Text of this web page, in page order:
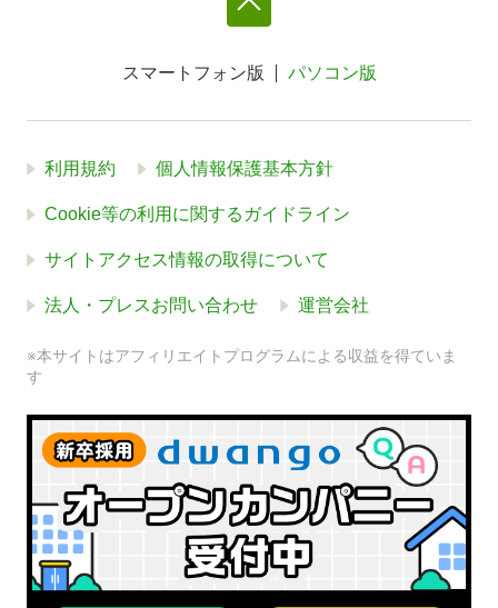
スマートフォン版 パソコン版
利用規約 個人情報保護基本方針
Cookie等の利用に関するガイドライン
サイトアクセス情報の取得について
法人・プレスお問い合わせ 運営会社
※本サイトはアフィリエイトプログラムによる収益を得ていま
す